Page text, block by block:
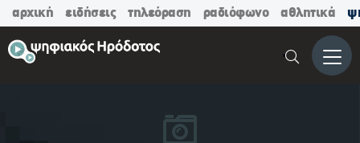
αρχική ειδήσεις τηλεόραση ραδιόφωνο αθλητικά
Μενού